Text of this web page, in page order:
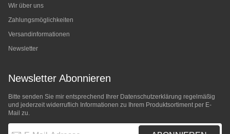
Wir über uns
Zahlungsmöglichkeiten
Versandinformationen
Newsletter
Newsletter Abonnieren
Bitte senden Sie mir entsprechend Ihrer Datenschutzerklärung regelmäßig
und jederzeit widerruflich Informationen zu Ihrem Produktsortiment per E-
Mail zu.